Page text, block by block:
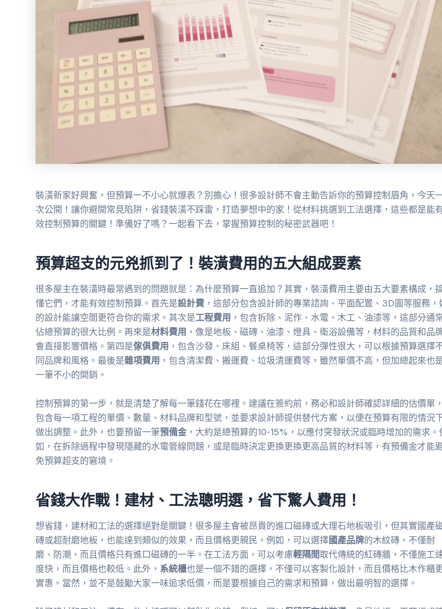
裝潢新家好興奮，但預算一不小心就爆表？別擔心！很多設計師不會主動告訴你的預算控制眉角，今天
次公開！讓你避開常見陷阱，省錢裝潢不踩雷，打造夢想中的家！從材料挑選到工法選擇，這些都是能
效控制預算的關鍵！準備好了嗎？一起看下去，掌握預算控制的秘密武器吧！
預算超支的元兇抓到了！裝潢費用的五大組成要素
很多屋主在裝潢時最常遇到的問題就是：為什麼預算一直追加？其實，裝潢費用主要由五大要素構成，
懂它們，才能有效控制預算。首先是設計費 ，這部分包含設計師的專業諮詢、平面配置、3D圖等服務，
的設計能讓空間更符合你的需求。其次是工程費用 ，包含拆除、泥作、水電、木工、油漆等，這部分通
佔總預算的很大比例。再來是材料費用 ，像是地板、磁磚、油漆、燈具、衛浴設備等，材料的品質和品
會直接影響價格。第四是傢俱費用 ，包含沙發、床組、餐桌椅等，這部分彈性很大，可以根據預算選擇
同品牌和風格。最後是雜項費用 ，包含清潔費、搬運費、垃圾清運費等，雖然單價不高，但加總起來也
一筆不小的開銷。
控制預算的第一步，就是清楚了解每一筆錢花在哪裡。建議在簽約前，務必和設計師確認詳細的估價單，
包含每一項工程的單價、數量、材料品牌和型號，並要求設計師提供替代方案，以便在預算有限的情況
做出調整。此外，也要預留一筆預備金，大約是總預算的10-15%，以應付突發狀況或臨時增加的需求。
如，在拆除過程中發現隱藏的水電管線問題，或是臨時決定更換更換更高品質的材料等，有預備金才能
免預算超支的窘境。
省錢大作戰！建材、工法聰明選，省下驚人費用！
想省錢，建材和工法的選擇絕對是關鍵！很多屋主會被昂貴的進口磁磚或大理石地板吸引，但其實國產
磚或超耐磨地板，也能達到類似的效果，而且價格更親民。例如，可以選擇國產品牌的木紋磚，不僅耐
磨、防潮，而且價格只有進口磁磚的一半。在工法方面，可以考慮輕隔間取代傳統的紅磚牆，不僅施工
度快，而且價格也較低。此外， 系統櫃也是一個不錯的選擇，不僅可以客製化設計，而且價格比木作櫃
實惠。當然，並不是鼓勵大家一味追求低價，而是要根據自己的需求和預算，做出最明智的選擇。